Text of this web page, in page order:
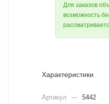
Для заказов
возможность
Характеристики
Артикул — 5442